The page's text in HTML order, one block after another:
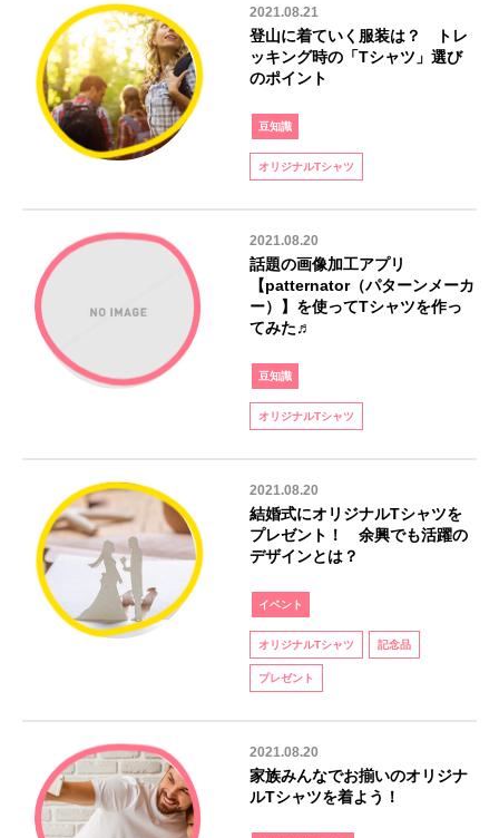
2021.08.21
登山に着ていく服装は？ トレ
ッキング時の「Tシャツ」選び
のポイント
豆知識
オリジナルTシャツ
2021.08.20
話題の画像加工アプリ
【patternator（パターンメーカ
ー）】を使ってTシャツを作っ
てみた♬
豆知識
オリジナルTシャツ
2021.08.20
結婚式にオリジナルTシャツを
プレゼント！ 余興でも活躍の
デザインとは？
イベント
オリジナルTシャツ 記念品
プレゼント
2021.08.20
家族みんなでお揃いのオリジナ
ルTシャツを着よう！